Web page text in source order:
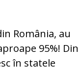
România, au
95%! Din
în statele